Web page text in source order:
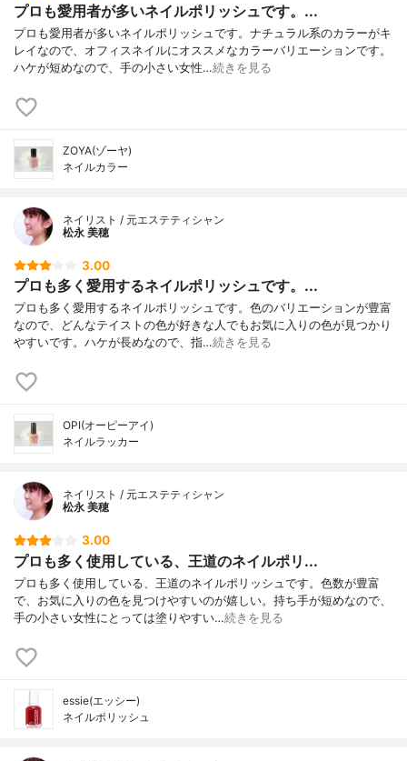
プロも愛用者が多いネイルポリッシュです。...
プロも愛用者が多いネイルポリッシュです。ナチュラル系のカラーがキ
レイなので、オフィスネイルにオススメなカラーバリエーションです。
ハケが短めなので、手の小さい女性…続きを見る
ZOYA(ゾーヤ)
ネイルカラー
ネイリスト / 元エステティシャン
松永 美穂
3.00
プロも多く愛用するネイルポリッシュです。...
プロも多く愛用するネイルポリッシュです。色のバリエーションが豊富
なので、どんなテイストの色が好きな人でもお気に入りの色が見つかり
やすいです。ハケが長めなので、指…続きを見る
OPI(オーピーアイ)
ネイルラッカー
ネイリスト / 元エステティシャン
松永 美穂
3.00
プロも多く使用している、王道のネイルポリ...
プロも多く使用している、王道のネイルポリッシュです。色数が豊富
で、お気に入りの色を見つけやすいのが嬉しい。持ち手が短めなので、
手の小さい女性にとっては塗りやすい…続きを見る
essie(エッシー)
ネイルポリッシュ